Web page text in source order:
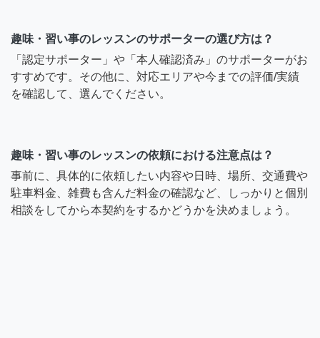
趣味・習い事のレッスンのサポーターの選び方は？
「認定サポーター」や「本人確認済み」のサポーターがお
すすめです。その他に、対応エリアや今までの評価/実績
を確認して、選んでください。
趣味・習い事のレッスンの依頼における注意点は？
事前に、具体的に依頼したい内容や日時、場所、交通費や
駐車料金、雑費も含んだ料金の確認など、しっかりと個別
相談をしてから本契約をするかどうかを決めましょう。